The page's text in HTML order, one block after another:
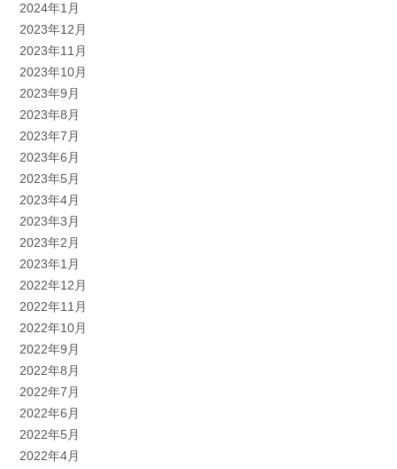
2024年1月
2023年12月
2023年11月
2023年10月
2023年9月
2023年8月
2023年7月
2023年6月
2023年5月
2023年4月
2023年3月
2023年2月
2023年1月
2022年12月
2022年11月
2022年10月
2022年9月
2022年8月
2022年7月
2022年6月
2022年5月
2022年4月